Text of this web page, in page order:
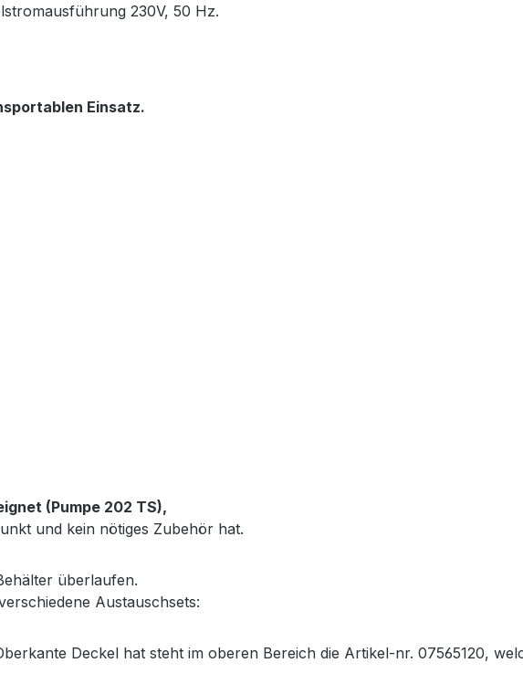
230V, 50 Hz.
Einsatz.
(Pumpe 202 TS),
und kein nötiges Zubehör hat.
überlaufen.
Austauschsets:
Deckel hat steht im oberen Bereich die Artikel-nr. 07565120,